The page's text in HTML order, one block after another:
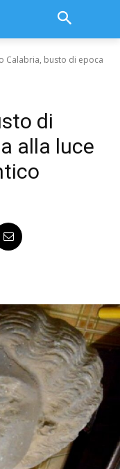
Calabria, busto di epoca
di
alla luce